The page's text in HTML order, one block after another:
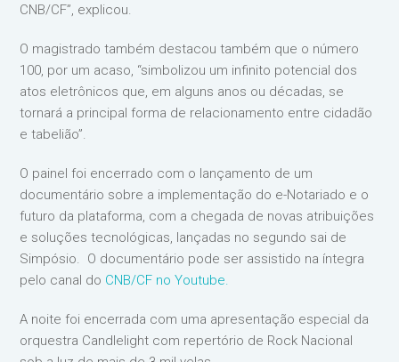
CNB/CF”, explicou.
O magistrado também destacou também que o número
100, por um acaso, “simbolizou um infinito potencial dos
atos eletrônicos que, em alguns anos ou décadas, se
tornará a principal forma de relacionamento entre cidadão
e tabelião”.
O painel foi encerrado com o lançamento de um
documentário sobre a implementação do e-Notariado e o
futuro da plataforma, com a chegada de novas atribuições
e soluções tecnológicas, lançadas no segundo sai de
Simpósio. O documentário pode ser assistido na íntegra
pelo canal do CNB/CF no Youtube.
A noite foi encerrada com uma apresentação especial da
orquestra Candlelight com repertório de Rock Nacional